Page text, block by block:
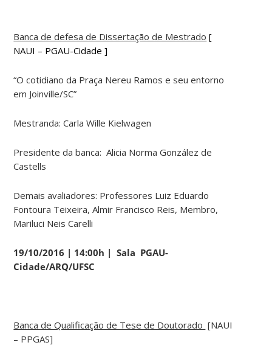
Banca de defesa de Dissertação de Mestrado [
NAUI – PGAU-Cidade ]
“O cotidiano da Praça Nereu Ramos e seu entorno
em Joinville/SC”
Mestranda: Carla Wille Kielwagen
Presidente da banca: Alicia Norma González de
Castells
Demais avaliadores: Professores Luiz Eduardo
Fontoura Teixeira, Almir Francisco Reis, Membro,
Mariluci Neis Carelli
19/10/2016 | 14:00h | Sala PGAU-
Cidade/ARQ/UFSC
Banca de Qualificação de Tese de Doutorado [NAUI
– PPGAS]